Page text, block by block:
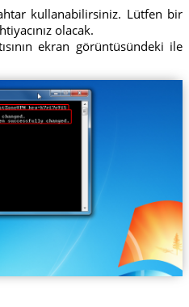
kullanabilirsiniz. Lütfen bir
olacak.
ekran görüntüsündeki ile